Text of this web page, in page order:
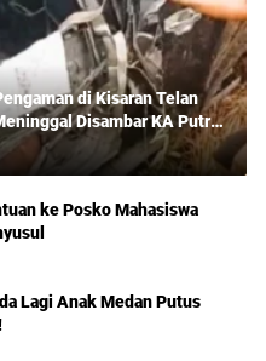
di Kisaran Telan
Disambar KA Putri
ke Posko Mahasiswa
Lagi Anak Medan Putus